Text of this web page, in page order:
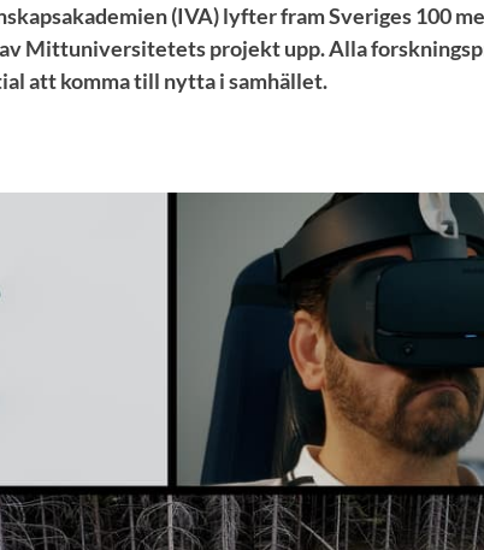
(IVA) lyfter fram Sveriges 100
Mittuniversitetets projekt upp. Alla
att komma till nytta i samhället.